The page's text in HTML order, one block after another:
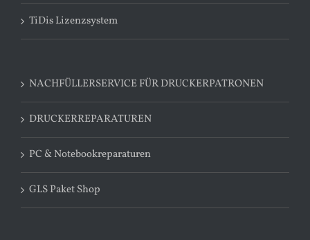
TiDis Lizenzsystem
NACHFÜLLERSERVICE FÜR DRUCKERPATRONEN
DRUCKERREPARATUREN
PC & Notebookreparaturen
GLS Paket Shop